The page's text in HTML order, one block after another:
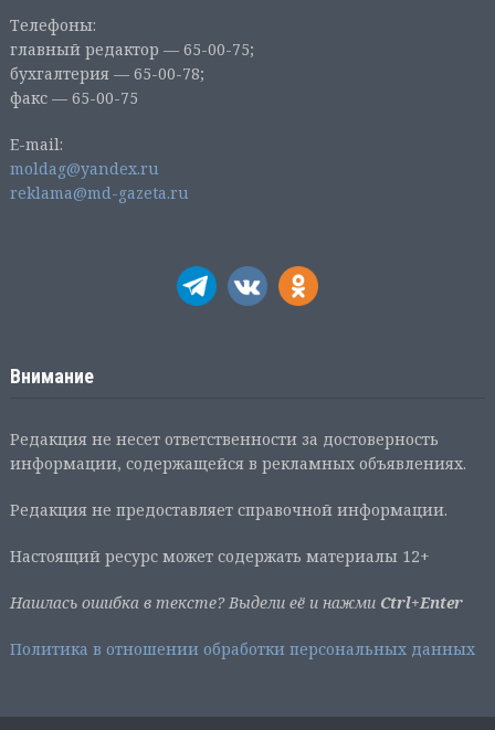
Телефоны:
главный редактор — 65-00-75;
бухгалтерия — 65-00-78;
факс — 65-00-75
E-mail:
moldag@yandex.ru
reklama@md-gazeta.ru
Внимание
Редакция не несет ответственности за достоверность
информации, содержащейся в рекламных объявлениях.
Редакция не предоставляет справочной информации.
Настоящий ресурс может содержать материалы 12+
Нашлась ошибка в тексте? Выдели её и нажми Ctrl+Enter
Политика в отношении обработки персональных данных